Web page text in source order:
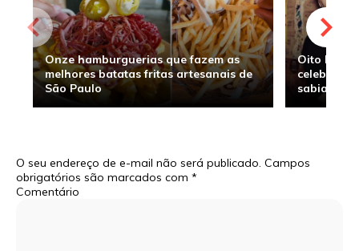
Onze hamburguerias que fazem as
melhores batatas fritas artesanais de
São Paulo
Oito
sabia
O seu endereço de e-mail não será publicado. Campos
obrigatórios são marcados com *
Comentário